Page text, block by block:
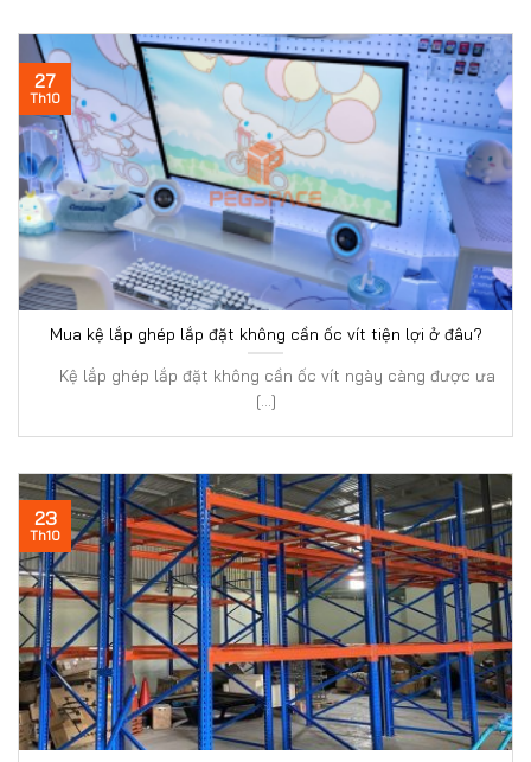
Mua kệ lắp ghép lắp đặt không cần ốc vít tiện lợi ở đâu?
Kệ lắp ghép lắp đặt không cần ốc vít ngày càng được ưa
[...]
27
Th10
23
Th10